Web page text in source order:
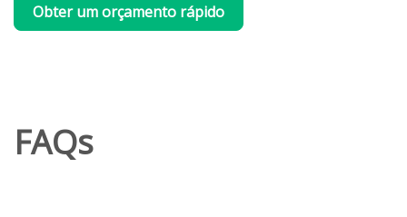
Obter um orçamento rápido
FAQs